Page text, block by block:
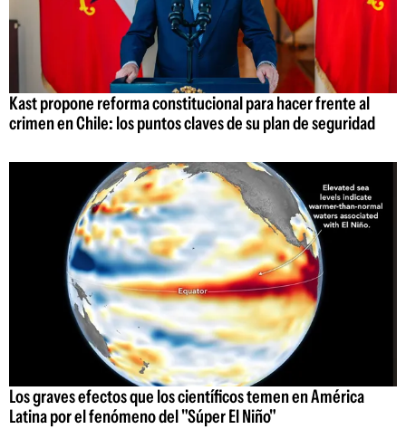
Kast propone reforma constitucional para hacer frente al
crimen en Chile: los puntos claves de su plan de seguridad
Los graves efectos que los científicos temen en América
Latina por el fenómeno del "Súper El Niño"